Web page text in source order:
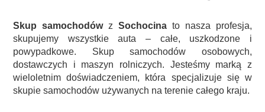
Skup samochodówzSochocina to nasza profesja,
skupujemy wszystkie auta – całe, uszkodzone i
powypadkowe. Skup samochodów osobowych,
dostawczych i maszyn rolniczych. Jesteśmy marką z
wieloletnim doświadczeniem, która specjalizuje się w
skupie samochodów używanych na terenie całego kraju.